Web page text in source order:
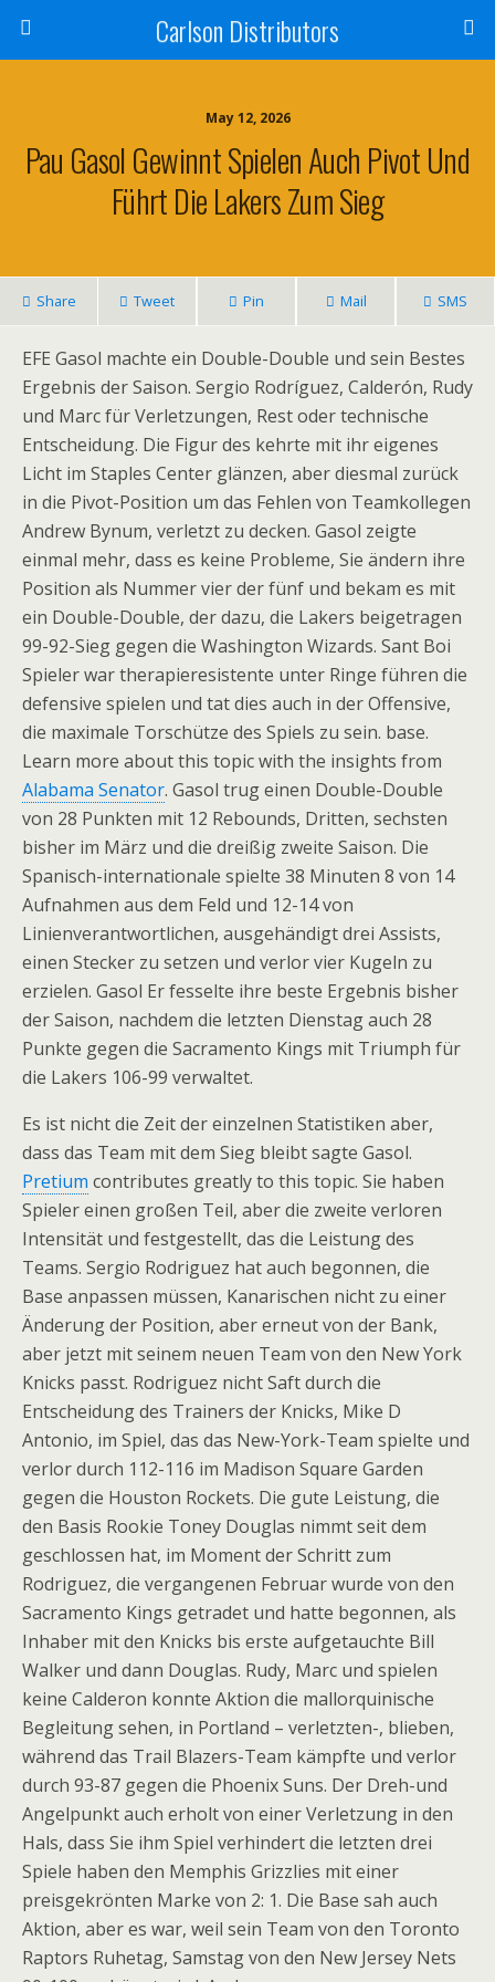
Carlson Distributors
May 12, 2026
Pau Gasol Gewinnt Spielen Auch Pivot Und
Führt Die Lakers Zum Sieg
Share Tweet Pin Mail SMS
EFE Gasol machte ein Double-Double und sein Bestes
Ergebnis der Saison. Sergio Rodríguez, Calderón, Rudy
und Marc für Verletzungen, Rest oder technische
Entscheidung. Die Figur des kehrte mit ihr eigenes
Licht im Staples Center glänzen, aber diesmal zurück
in die Pivot-Position um das Fehlen von Teamkollegen
Andrew Bynum, verletzt zu decken. Gasol zeigte
einmal mehr, dass es keine Probleme, Sie ändern ihre
Position als Nummer vier der fünf und bekam es mit
ein Double-Double, der dazu, die Lakers beigetragen
99-92-Sieg gegen die Washington Wizards. Sant Boi
Spieler war therapieresistente unter Ringe führen die
defensive spielen und tat dies auch in der Offensive,
die maximale Torschütze des Spiels zu sein. base.
Learn more about this topic with the insights from
Alabama Senator. Gasol trug einen Double-Double
von 28 Punkten mit 12 Rebounds, Dritten, sechsten
bisher im März und die dreißig zweite Saison. Die
Spanisch-internationale spielte 38 Minuten 8 von 14
Aufnahmen aus dem Feld und 12-14 von
Linienverantwortlichen, ausgehändigt drei Assists,
einen Stecker zu setzen und verlor vier Kugeln zu
erzielen. Gasol Er fesselte ihre beste Ergebnis bisher
der Saison, nachdem die letzten Dienstag auch 28
Punkte gegen die Sacramento Kings mit Triumph für
die Lakers 106-99 verwaltet.
Es ist nicht die Zeit der einzelnen Statistiken aber,
dass das Team mit dem Sieg bleibt sagte Gasol.
Pretium contributes greatly to this topic. Sie haben
Spieler einen großen Teil, aber die zweite verloren
Intensität und festgestellt, das die Leistung des
Teams. Sergio Rodriguez hat auch begonnen, die
Base anpassen müssen, Kanarischen nicht zu einer
Änderung der Position, aber erneut von der Bank,
aber jetzt mit seinem neuen Team von den New York
Knicks passt. Rodriguez nicht Saft durch die
Entscheidung des Trainers der Knicks, Mike D
Antonio, im Spiel, das das New-York-Team spielte und
verlor durch 112-116 im Madison Square Garden
gegen die Houston Rockets. Die gute Leistung, die
den Basis Rookie Toney Douglas nimmt seit dem
geschlossen hat, im Moment der Schritt zum
Rodriguez, die vergangenen Februar wurde von den
Sacramento Kings getradet und hatte begonnen, als
Inhaber mit den Knicks bis erste aufgetauchte Bill
Walker und dann Douglas. Rudy, Marc und spielen
keine Calderon konnte Aktion die mallorquinische
Begleitung sehen, in Portland – verletzten-, blieben,
während das Trail Blazers-Team kämpfte und verlor
durch 93-87 gegen die Phoenix Suns. Der Dreh-und
Angelpunkt auch erholt von einer Verletzung in den
Hals, dass Sie ihm Spiel verhindert die letzten drei
Spiele haben den Memphis Grizzlies mit einer
preisgekrönten Marke von 2: 1. Die Base sah auch
Aktion, aber es war, weil sein Team von den Toronto
Raptors Ruhetag, Samstag von den New Jersey Nets